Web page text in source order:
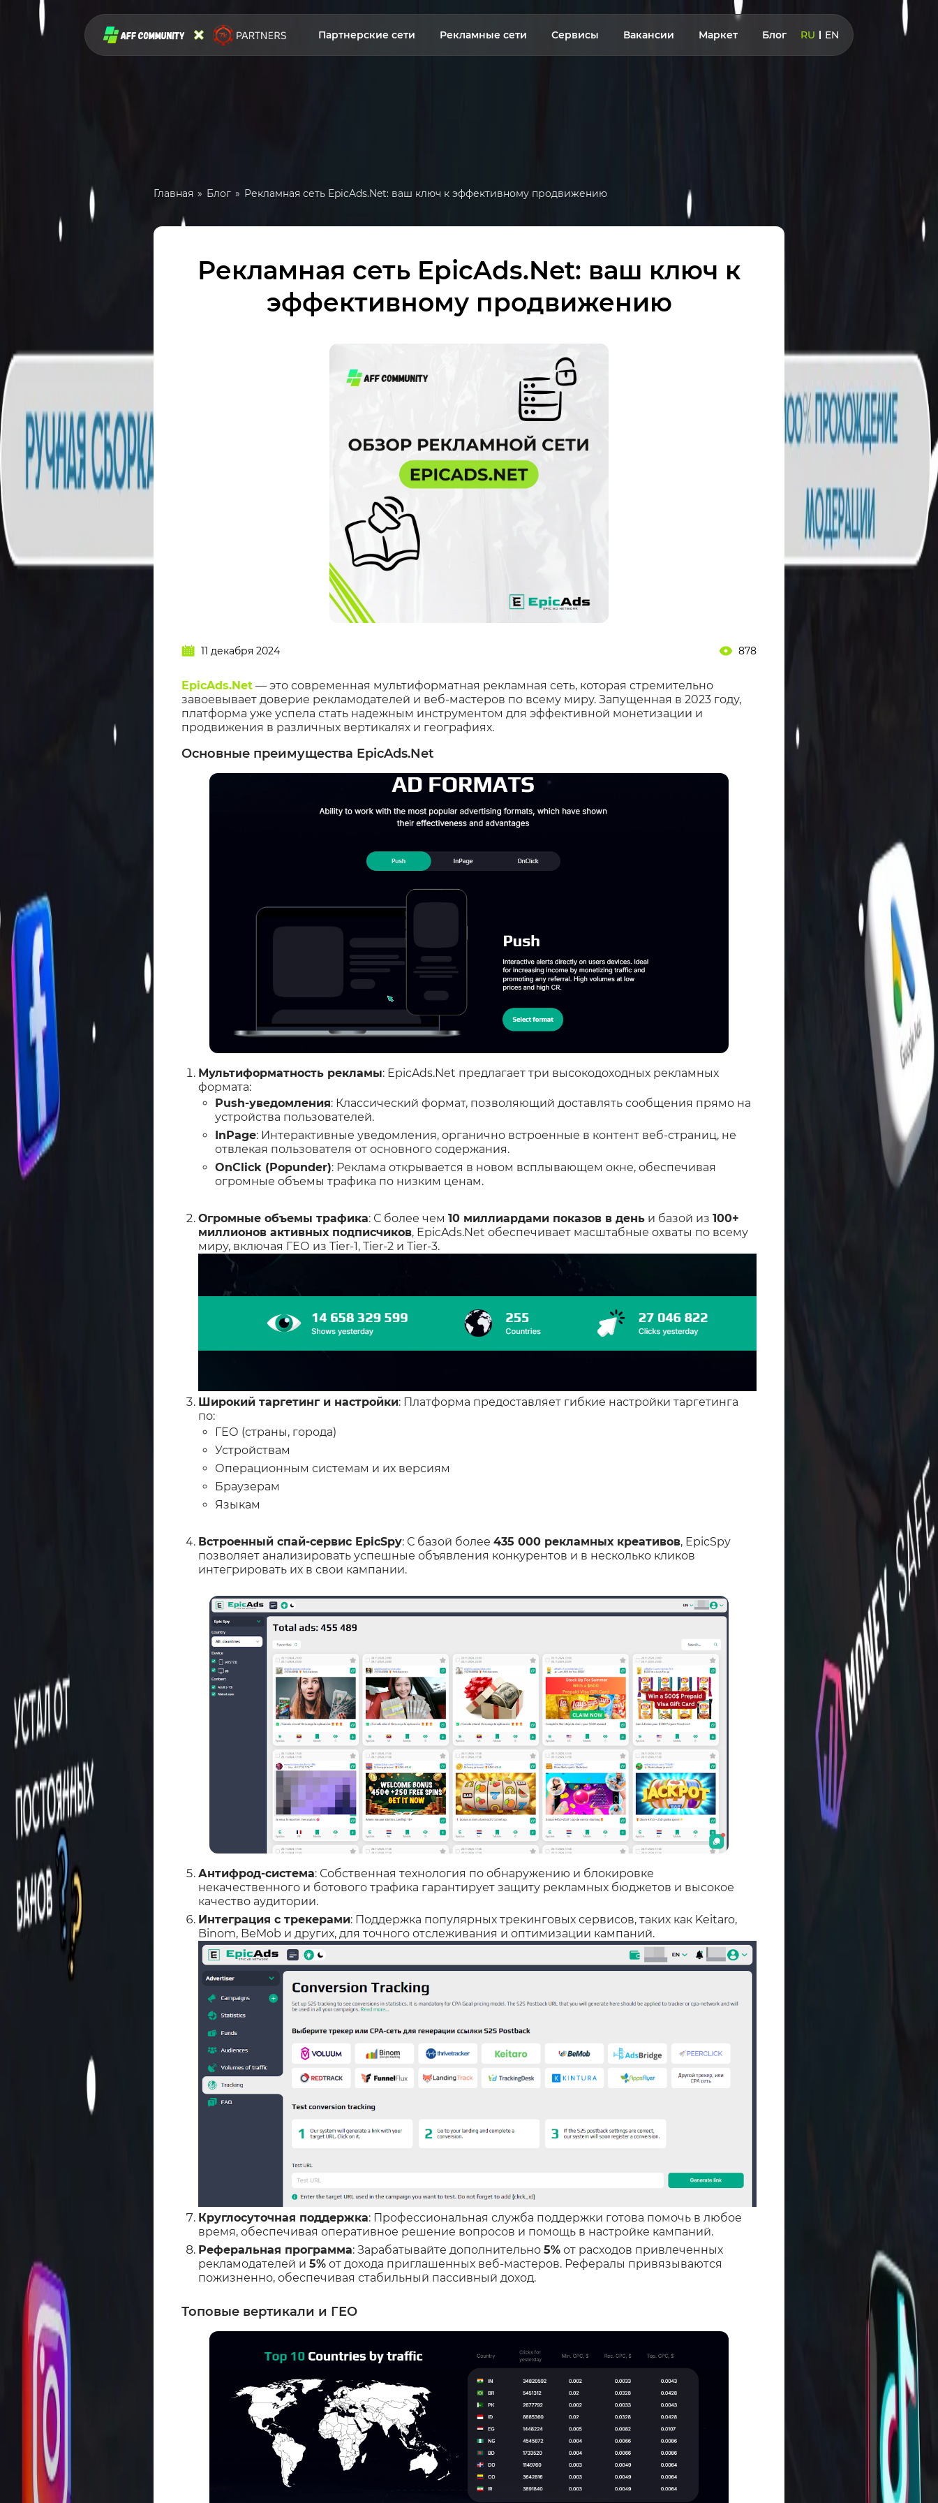
Партнерские сети Рекламные сети Сервисы Вакансии Маркет Блог RU EN
Главная Блог Рекламная сеть EpicAds.Net: ваш ключ к эффективному продвижению
Рекламная сеть EpicAds.Net: ваш ключ к
эффективному продвижению
11 декабря 2024 878
EpicAds.Net — это современная мультиформатная рекламная сеть, которая стремительно
завоевывает доверие рекламодателей и веб-мастеров по всему миру. Запущенная в 2023 году,
платформа уже успела стать надежным инструментом для эффективной монетизации и
продвижения в различных вертикалях и географиях.
Основные преимущества EpicAds.Net
Мультиформатность рекламы: EpicAds.Net предлагает три высокодоходных рекламных
формата:
Push-уведомления: Классический формат, позволяющий доставлять сообщения прямо на
устройства пользователей.
InPage: Интерактивные уведомления, органично встроенные в контент веб-страниц, не
отвлекая пользователя от основного содержания.
OnClick (Popunder): Реклама открывается в новом всплывающем окне, обеспечивая
огромные объемы трафика по низким ценам.
Огромные объемы трафика: С более чем 10 миллиардами показов в день и базой из 100+
миллионов активных подписчиков, EpicAds.Net обеспечивает масштабные охваты по всему
миру, включая ГЕО из Tier-1, Tier-2 и Tier-3.
Широкий таргетинг и настройки: Платформа предоставляет гибкие настройки таргетинга
по:
ГЕО (страны, города)
Устройствам
Операционным системам и их версиям
Браузерам
Языкам
Встроенный спай-сервис EpicSpy: С базой более 435 000 рекламных креативов, EpicSpy
позволяет анализировать успешные объявления конкурентов и в несколько кликов
интегрировать их в свои кампании.
Антифрод-система: Собственная технология по обнаружению и блокировке
некачественного и ботового трафика гарантирует защиту рекламных бюджетов и высокое
качество аудитории.
Интеграция с трекерами: Поддержка популярных трекинговых сервисов, таких как Keitaro,
Binom, BeMob и других, для точного отслеживания и оптимизации кампаний.
Круглосуточная поддержка: Профессиональная служба поддержки готова помочь в любое
время, обеспечивая оперативное решение вопросов и помощь в настройке кампаний.
Реферальная программа: Зарабатывайте дополнительно 5% от расходов привлеченных
рекламодателей и 5% от дохода приглашенных веб-мастеров. Рефералы привязываются
пожизненно, обеспечивая стабильный пассивный доход.
Топовые вертикали и ГЕО